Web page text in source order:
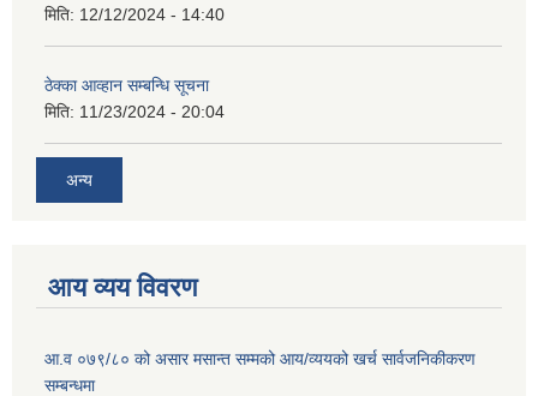
मिति: 12/12/2024 - 14:40
ठेक्का आव्हान सम्बन्धि सूचना
मिति: 11/23/2024 - 20:04
अन्य
आय व्यय विवरण
आ.व ०७९/८० को असार मसान्त सम्मको आय/व्ययको खर्च सार्वजनिकीकरण
सम्बन्धमा